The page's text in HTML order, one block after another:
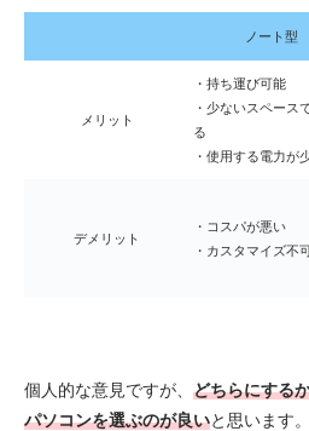
ノート型
メリット
・持ち運び可能
・少ないスペース
る
・使用する電力が
デメリット
・コスパが悪い
・カスタマイズ不
個人的な意見ですが、 どちらにする
パソコンを選ぶのが良いと思います